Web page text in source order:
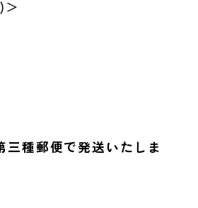
三種郵便で発送いたしま